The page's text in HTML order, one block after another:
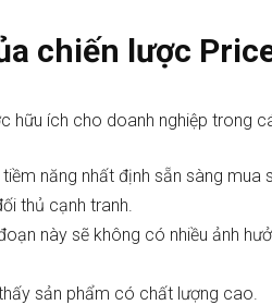
chiến lược
hữu ích cho doanh nghiệp trong
năng nhất định sẵn sàng mua
thủ cạnh tranh.
này sẽ không có nhiều ảnh
sản phẩm có chất lượng cao.